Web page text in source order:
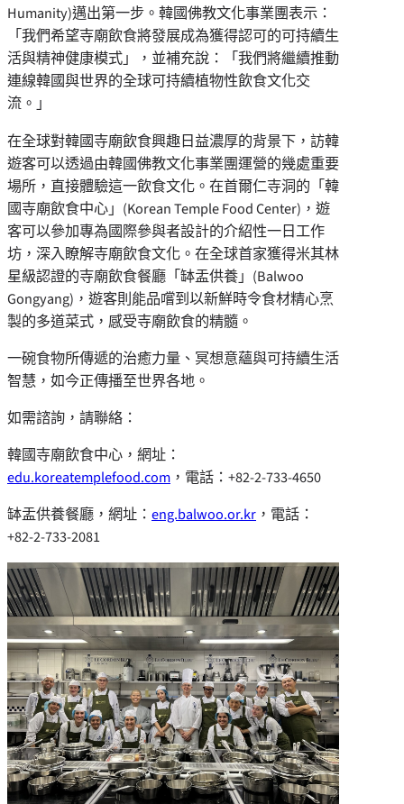
Humanity)邁出第一步。韓國佛教文化事業團表示：
「我們希望寺廟飲食將發展成為獲得認可的可持續生
活與精神健康模式」，並補充說：「我們將繼續推動
連線韓國與世界的全球可持續植物性飲食文化交
流。」
在全球對韓國寺廟飲食興趣日益濃厚的背景下，訪韓
遊客可以透過由韓國佛教文化事業團運營的幾處重要
場所，直接體驗這一飲食文化。在首爾仁寺洞的「韓
國寺廟飲食中心」(Korean Temple Food Center)，遊
客可以參加專為國際參與者設計的介紹性一日工作
坊，深入瞭解寺廟飲食文化。在全球首家獲得米其林
星級認證的寺廟飲食餐廳「缽盂供養」(Balwoo
Gongyang)，遊客則能品嚐到以新鮮時令食材精心烹
製的多道菜式，感受寺廟飲食的精髓。
一碗食物所傳遞的治癒力量、冥想意蘊與可持續生活
智慧，如今正傳播至世界各地。
如需諮詢，請聯絡：
韓國寺廟飲食中心，網址：
edu.koreatemplefood.com ，電話：+82-2-733-4650
缽盂供養餐廳，網址： eng.balwoo.or.kr ，電話：
+82-2-733-2081